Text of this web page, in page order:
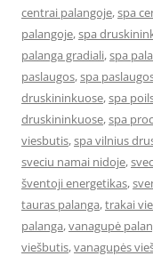
centrai palangoje,spa
palangoje,spa
palanga gradiali,spa
paslaugos,spa
druskininkuose,spa
druskininkuose,spa
viesbutis,spa vilnius
sveciu namai nidoje,
šventoji energetikas,
tauras palanga,trakai
palanga,vanagupė
viešbutis,vanagupės